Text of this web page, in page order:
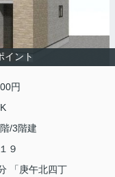
イント
円
/3階建
９
「庚午北四丁